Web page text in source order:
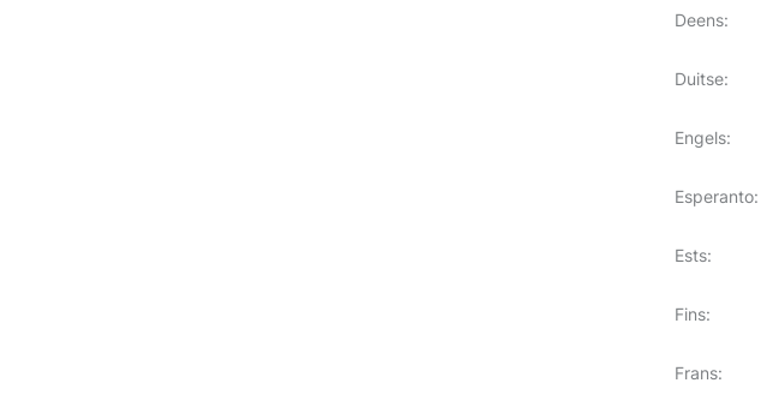
Deens:
Duitse:
Engels:
Esperanto:
Ests:
Fins:
Frans: